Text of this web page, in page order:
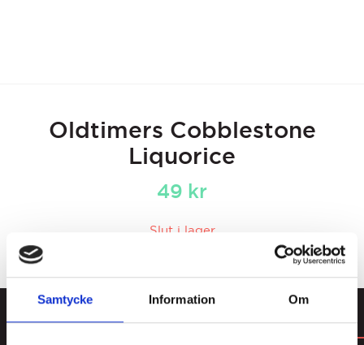
Samtycke Information Om
Oldtimers Cobblestone
Liquorice
49 kr
Slut i lager